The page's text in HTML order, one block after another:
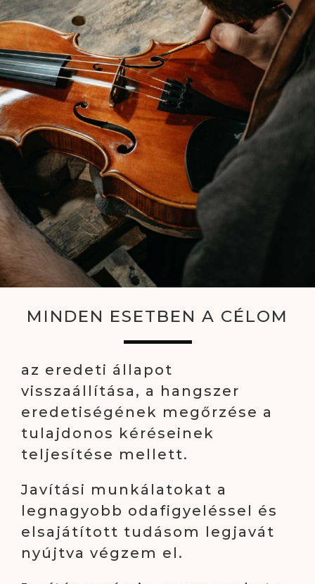
MINDEN ESETBEN A CÉLOM
az eredeti állapot
visszaállítása, a hangszer
eredetiségének megőrzése a
tulajdonos kéréseinek
teljesítése mellett.
Javítási munkálatokat a
legnagyobb odafigyeléssel és
elsajátított tudásom legjavát
nyújtva végzem el.